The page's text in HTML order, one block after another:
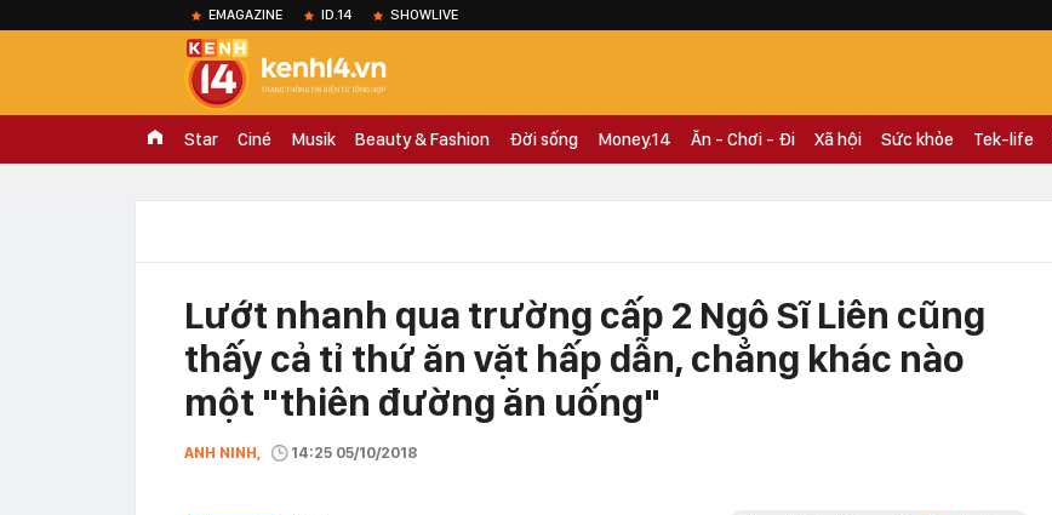
EMAGAZINE ID.14 SHOWLIVE
Star Ciné Musik Beauty & Fashion Đời sống Money.14 Ăn - Chơi - Đi Xã hội Sức khỏe Tek-life
Lướt nhanh qua trường cấp 2 Ngô Sĩ Liên cũng
thấy cả tỉ thứ ăn vặt hấp dẫn, chẳng khác nào
một "thiên đường ăn uống"
ANH NINH, 14:25 05/10/2018